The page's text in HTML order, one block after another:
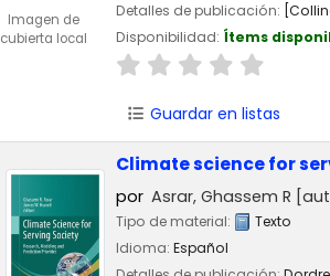
Imagen de
cubierta local
Detalles de publicación:
Disponibilidad: Ítems
Guardar en listas
Climate science for
por Asrar, Ghassem R
Tipo de material:
Texto
Idioma: Español